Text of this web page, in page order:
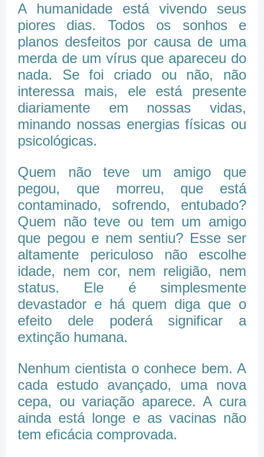
A humanidade está vivendo seus
piores dias. Todos os sonhos e
planos desfeitos por causa de uma
merda de um vírus que apareceu do
nada. Se foi criado ou não, não
interessa mais, ele está presente
diariamente em nossas vidas,
minando nossas energias físicas ou
psicológicas.
Quem não teve um amigo que
pegou, que morreu, que está
contaminado, sofrendo, entubado?
Quem não teve ou tem um amigo
que pegou e nem sentiu? Esse ser
altamente periculoso não escolhe
idade, nem cor, nem religião, nem
status. Ele é simplesmente
devastador e há quem diga que o
efeito dele poderá significar a
extinção humana.
Nenhum cientista o conhece bem. A
cada estudo avançado, uma nova
cepa, ou variação aparece. A cura
ainda está longe e as vacinas não
tem eficácia comprovada.